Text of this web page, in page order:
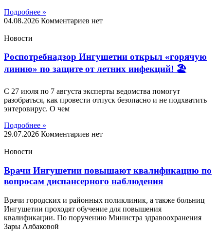
Подробнее »
04.08.2026 Комментариев нет
Новости
Роспотребнадзор Ингушетии открыл «горячую
линию» по защите от летних инфекций! 🏖
С 27 июля по 7 августа эксперты ведомства помогут
разобраться, как провести отпуск безопасно и не подхватить
энтеровирус. О чем
Подробнее »
29.07.2026 Комментариев нет
Новости
Врачи Ингушетии повышают квалификацию по
вопросам диспансерного наблюдения
Врачи городских и районных поликлиник, а также больниц
Ингушетии проходят обучение для повышения
квалификации. По поручению Министра здравоохранения
Зары Албаковой